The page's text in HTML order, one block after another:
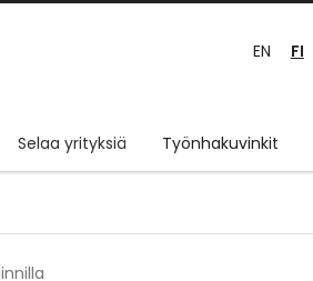
EN FI
Selaa yrityksiä Työnhakuvinkit